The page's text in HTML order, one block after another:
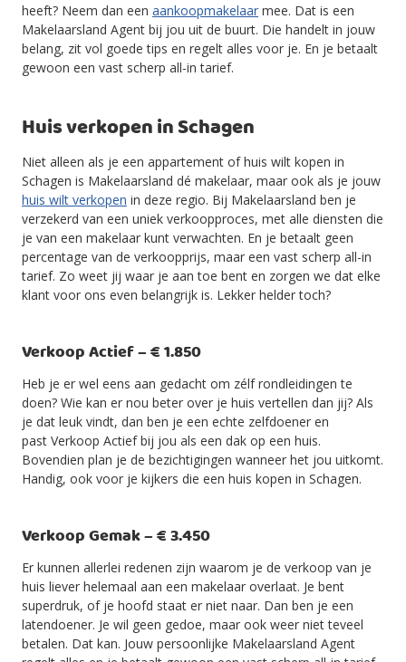
heeft? Neem dan een aankoopmakelaar mee. Dat is een
Makelaarsland Agent bij jou uit de buurt. Die handelt in jouw
belang, zit vol goede tips en regelt alles voor je. En je betaalt
gewoon een vast scherp all-in tarief.
Huis verkopen in Schagen
Niet alleen als je een appartement of huis wilt kopen in
Schagen is Makelaarsland dé makelaar, maar ook als je jouw
huis wilt verkopen in deze regio. Bij Makelaarsland ben je
verzekerd van een uniek verkoopproces, met alle diensten die
je van een makelaar kunt verwachten. En je betaalt geen
percentage van de verkoopprijs, maar een vast scherp all-in
tarief. Zo weet jij waar je aan toe bent en zorgen we dat elke
klant voor ons even belangrijk is. Lekker helder toch?
Verkoop Actief – € 1.850
Heb je er wel eens aan gedacht om zélf rondleidingen te
doen? Wie kan er nou beter over je huis vertellen dan jij? Als
je dat leuk vindt, dan ben je een echte zelfdoener en
past Verkoop Actief bij jou als een dak op een huis.
Bovendien plan je de bezichtigingen wanneer het jou uitkomt.
Handig, ook voor je kijkers die een huis kopen in Schagen.
Verkoop Gemak – € 3.450
Er kunnen allerlei redenen zijn waarom je de verkoop van je
huis liever helemaal aan een makelaar overlaat. Je bent
superdruk, of je hoofd staat er niet naar. Dan ben je een
latendoener. Je wil geen gedoe, maar ook weer niet teveel
betalen. Dat kan. Jouw persoonlijke Makelaarsland Agent